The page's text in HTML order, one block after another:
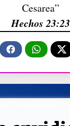
Cesarea”
Hechos 23:23